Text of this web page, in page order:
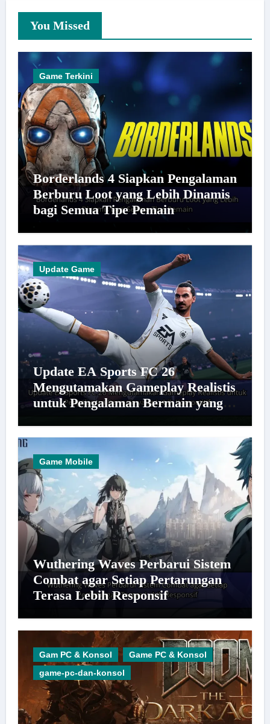
You Missed
Game Terkini
Borderlands 4 Siapkan Pengalaman
Berburu Loot yang Lebih Dinamis
bagi Semua Tipe Pemain
Update Game
Update EA Sports FC 26
Mengutamakan Gameplay Realistis
untuk Pengalaman Bermain yang
Game Mobile
Wuthering Waves Perbarui Sistem
Combat agar Setiap Pertarungan
Terasa Lebih Responsif
Gam PC & Konsol
Game PC & Konsol
game-pc-dan-konsol